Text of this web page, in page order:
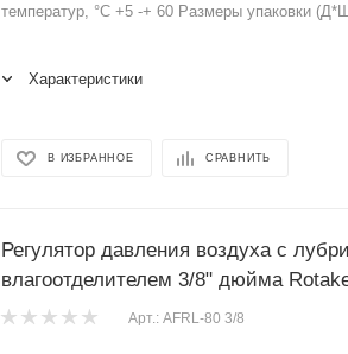
температур, °С +5 -+ 60 Размеры упаковки
Характеристики
В ИЗБРАННОЕ СРАВНИТЬ
Регулятор давления воздуха с
влагоотделителем 3/8" дюйма
Арт.: AFRL-80 3/8